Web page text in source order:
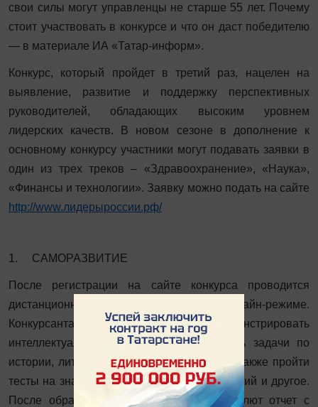
свои силы могут управленцы не старше 55 лет. Почему
стоит участвовать в конкурсе и что он даст победителю
— в материале ИА «Татар-информ».
Конкурс, который пройдет в третий раз, нацелен на
выявление, развитие и поддержку перспективных
руководителей, обладающих высоким уровнем
лидерских качеств. В новом сезоне в дополнение к
основному конкурсу участники могут подавать заявки в
один из трех треков – «Здравоохранение», «Наука»,
«Финансы и технологии». Заявку можно подать на сайте
http://www.лидерыроссии.рф/
1. САМОРАЗВИТИЕ
После регистрации на сайте конкурса проводится
дистанционный отбор кандидатов в онлайн-режиме.
Конкурсантам предложат продемонстрировать
интеллектуальные способности — решить задачи по
истории, литературе, географии, праву, а также пройти
тесты на знание управленческих компетенций и другое.
После обработки результатов всем пришлют отчет с